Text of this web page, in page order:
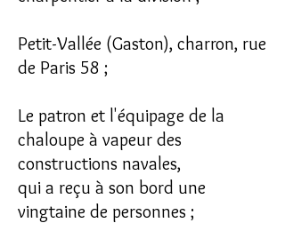
Petit-Vallée (Gaston), charron, rue
de Paris 58 ;
Le patron et l'équipage de la
chaloupe à vapeur des
constructions navales,
qui a reçu à son bord une
vingtaine de personnes ;